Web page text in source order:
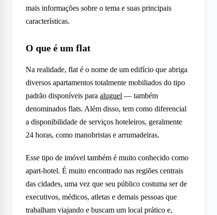
mais informações sobre o tema e suas principais
características.
O que é um flat
Na realidade, flat é o nome de um edifício que abriga
diversos apartamentos totalmente mobiliados do tipo
padrão disponíveis para aluguel — também
denominados flats. Além disso, tem como diferencial
a disponibilidade de serviços hoteleiros, geralmente
24 horas, como manobristas e arrumadeiras.
Esse tipo de imóvel também é muito conhecido como
apart-hotel. É muito encontrado nas regiões centrais
das cidades, uma vez que seu público costuma ser de
executivos, médicos, atletas e demais pessoas que
trabalham viajando e buscam um local prático e,